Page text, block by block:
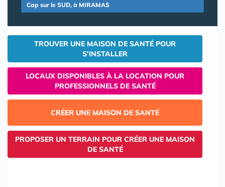
Cap sur le SUD, à MIRAMAS
TROUVER UNE MAISON DE SANTÉ POUR
S'INSTALLER
LOCAUX DISPONIBLES À LA LOCATION POUR
PROFESSIONNELS DE SANTÉ
CRÉER UNE MAISON DE SANTÉ
PROPOSER UN TERRAIN POUR CRÉER UNE MAISON
DE SANTÉ